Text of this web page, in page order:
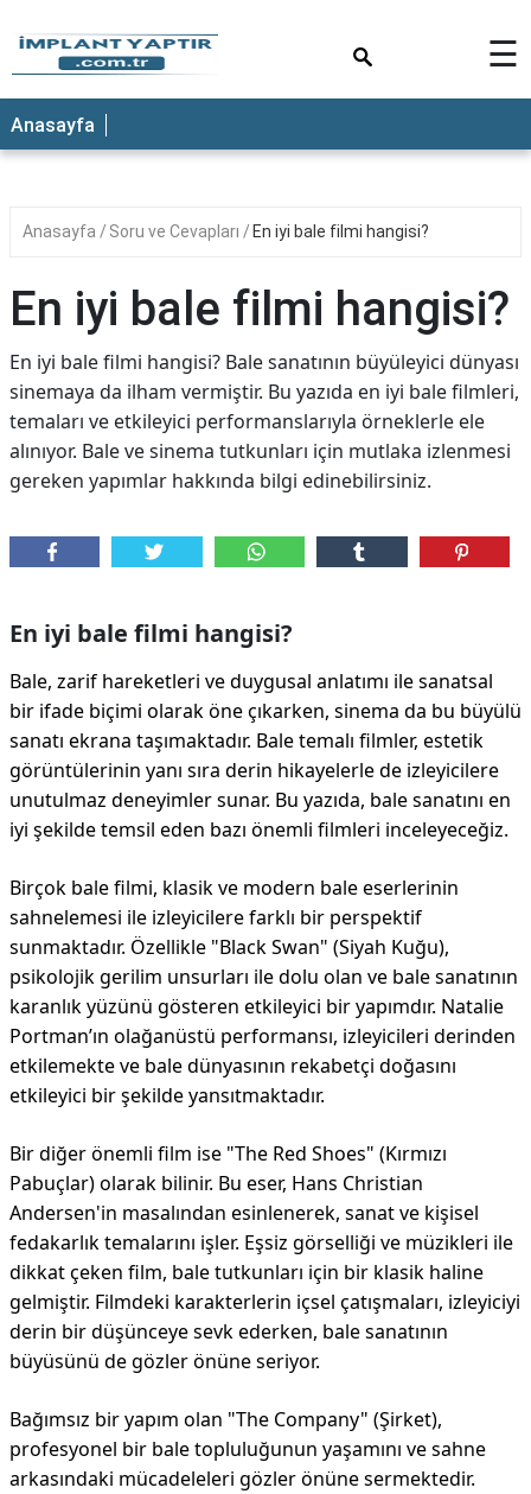
☰
Anasayfa
Anasayfa Soru ve Cevapları En iyi bale filmi hangisi?
En iyi bale filmi hangisi?
En iyi bale filmi hangisi? Bale sanatının büyüleyici dünyası
sinemaya da ilham vermiştir. Bu yazıda en iyi bale filmleri,
temaları ve etkileyici performanslarıyla örneklerle ele
alınıyor. Bale ve sinema tutkunları için mutlaka izlenmesi
gereken yapımlar hakkında bilgi edinebilirsiniz.
En iyi bale filmi hangisi?
Bale, zarif hareketleri ve duygusal anlatımı ile sanatsal
bir ifade biçimi olarak öne çıkarken, sinema da bu büyülü
sanatı ekrana taşımaktadır. Bale temalı filmler, estetik
görüntülerinin yanı sıra derin hikayelerle de izleyicilere
unutulmaz deneyimler sunar. Bu yazıda, bale sanatını en
iyi şekilde temsil eden bazı önemli filmleri inceleyeceğiz.
Birçok bale filmi, klasik ve modern bale eserlerinin
sahnelemesi ile izleyicilere farklı bir perspektif
sunmaktadır. Özellikle "Black Swan" (Siyah Kuğu),
psikolojik gerilim unsurları ile dolu olan ve bale sanatının
karanlık yüzünü gösteren etkileyici bir yapımdır. Natalie
Portman’ın olağanüstü performansı, izleyicileri derinden
etkilemekte ve bale dünyasının rekabetçi doğasını
etkileyici bir şekilde yansıtmaktadır.
Bir diğer önemli film ise "The Red Shoes" (Kırmızı
Pabuçlar) olarak bilinir. Bu eser, Hans Christian
Andersen'in masalından esinlenerek, sanat ve kişisel
fedakarlık temalarını işler. Eşsiz görselliği ve müzikleri ile
dikkat çeken film, bale tutkunları için bir klasik haline
gelmiştir. Filmdeki karakterlerin içsel çatışmaları, izleyiciyi
derin bir düşünceye sevk ederken, bale sanatının
büyüsünü de gözler önüne seriyor.
Bağımsız bir yapım olan "The Company" (Şirket),
profesyonel bir bale topluluğunun yaşamını ve sahne
arkasındaki mücadeleleri gözler önüne sermektedir.